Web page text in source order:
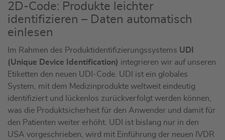
2D-Code: Produkte leichter
identifizieren – Daten automatisch
einlesen
Im Rahmen des Produktidentifizierungssystems UDI
(Unique Device Identification) integrieren wir auf unseren
Etiketten den neuen UDI-Code. UDI ist ein globales
System, mit dem Medizinprodukte weltweit eindeutig
identifiziert und lückenlos zurückverfolgt werden können,
was die Produktsicherheit für den Anwender und damit für
den Patienten weiter erhöht. UDI ist bislang nur in den
USA vorgeschrieben, wird mit Einführung der neuen IVDR